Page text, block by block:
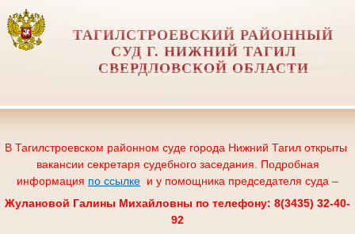
ТАГИЛСТРОЕВСКИЙ РАЙОННЫЙ
СУД Г. НИЖНИЙ ТАГИЛ
СВЕРДЛОВСКОЙ ОБЛАСТИ
В Тагилстроевском районном суде города Нижний Тагил открыты
вакансии секретаря судебного заседания. Подробная
информация по ссылке и у помощника председателя суда –
Жулановой Галины Михайловны по телефону: 8(3435) 32-40-
92